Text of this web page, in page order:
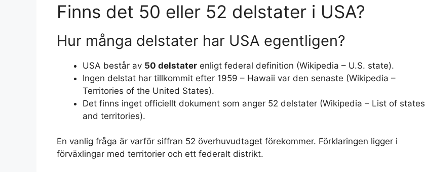
Finns det 50 eller 52 delstater i USA?
Hur många delstater har USA egentligen?
USA består av 50 delstater enligt federal definition (Wikipedia – U.S. state).
Ingen delstat har tillkommit efter 1959 – Hawaii var den senaste (Wikipedia –
Territories of the United States).
Det finns inget officiellt dokument som anger 52 delstater (Wikipedia – List of states
and territories).
En vanlig fråga är varför siffran 52 överhuvudtaget förekommer. Förklaringen ligger i
förväxlingar med territorier och ett federalt distrikt.